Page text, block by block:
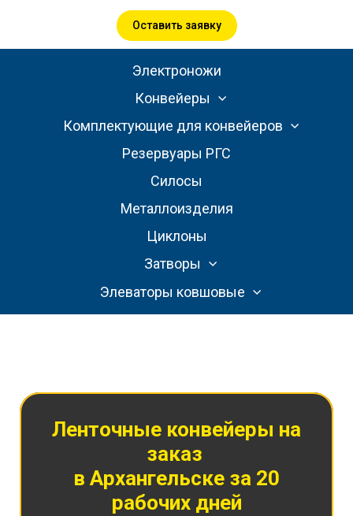
Оставить заявку
Электроножи
Конвейеры
Комплектующие для конвейеров
Резервуары РГС
Силосы
Металлоизделия
Циклоны
Затворы
Элеваторы ковшовые
Ленточные конвейеры на
заказ
в Архангельске за 20
рабочих дней